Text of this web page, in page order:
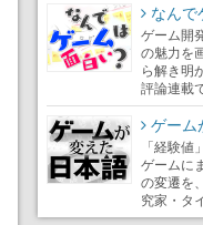
なんで
ゲーム開
の魅力を
ら解き明
評論連載
ゲーム
「経験
ゲームに
の変遷を
究家・タ